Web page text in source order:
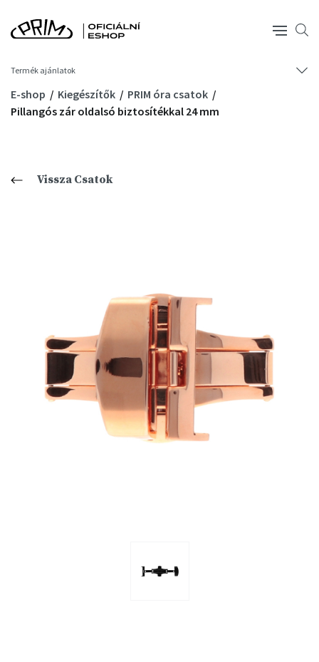
Termék ajánlatok
E-shop Kiegészítők
PRIM óra csatok
Pillangós zár oldalsó biztosítékkal 24 mm
Vissza Csatok